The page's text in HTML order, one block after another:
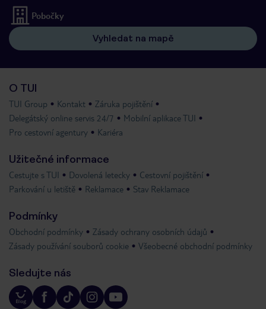
Pobočky
Vyhledat na mapě
O TUI
TUI Group Kontakt
Záruka pojištění
Delegátský online servis 24/7
Mobilní aplikace TUI
Pro cestovní agentury
Kariéra
Užitečné informace
Cestujte s TUI Dovolená letecky
Cestovní pojištění
Parkování u letiště
Reklamace Stav Reklamace
Podmínky
Obchodní podmínky
Zásady ochrany osobních údajů
Zásady používání souborů cookie
Všeobecné obchodní podmínky
Sledujte nás